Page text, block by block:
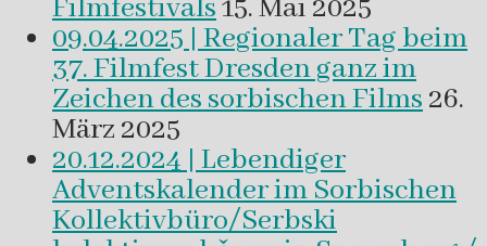
Filmfestivals15. Mai 2025
09.04.2025 | Regionaler Tag beim
37. Filmfest Dresden ganz im
Zeichen des sorbischen Films26.
März 2025
20.12.2024 | Lebendiger
Adventskalender im Sorbischen
Kollektivbüro/Serbski